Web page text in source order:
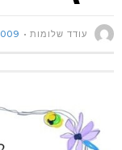
עודד שלומות